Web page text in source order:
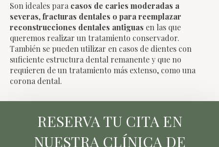
Son ideales para casos de caries moderadas a
severas,fracturas dentales o para reemplazar
reconstrucciones dentales antiguas en las que
queremos realizar un tratamiento conservador.
También se pueden utilizar en casos de dientes con
suficiente estructura dental remanente y que no
requieren de un tratamiento más extenso, como una
corona dental.
RESERVA TU CITA EN
NUESTRA CLÍNICA DE